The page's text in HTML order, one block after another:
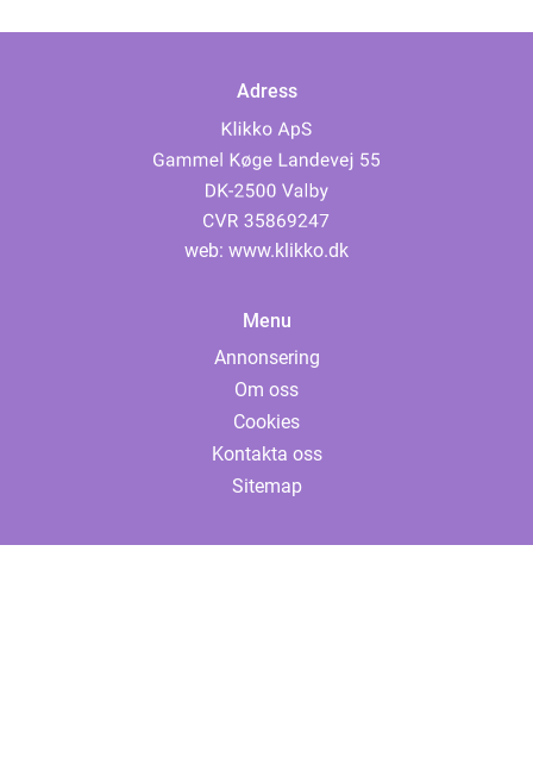
Adress
web: www.klikko.dk
Menu
Annonsering
Om oss
Cookies
Kontakta oss
Sitemap